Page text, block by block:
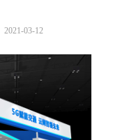
2021-03-12